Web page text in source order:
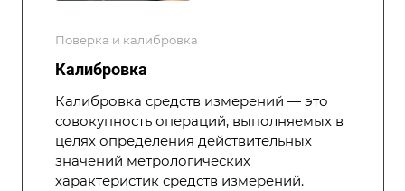
Поверка и калибровка
Калибровка
Калибровка средств измерений — это
совокупность операций, выполняемых в
целях определения действительных
значений метрологических
характеристик средств измерений.